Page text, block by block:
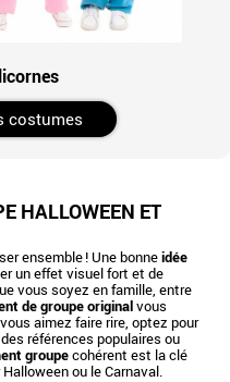
costumes
HALLOWEEN ET
ensemble ! Une bonneidée
un effet visuel fort et de
vous soyez en famille, entre
de groupe originalvous
aimez faire rire, optez pour
références populaires ou
groupecohérent est la clé
ou le Carnaval.